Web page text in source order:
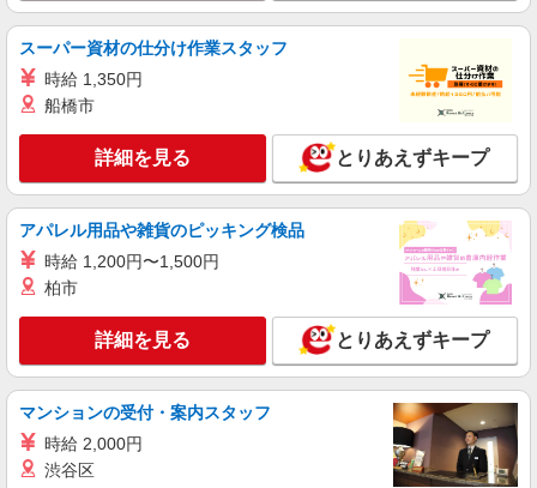
スーパー資材の仕分け作業スタッフ
時給 1,350円
船橋市
詳細を見る とりあえずキープ
アパレル用品や雑貨のピッキング検品
時給 1,200円〜1,500円
柏市
詳細を見る とりあえずキープ
マンションの受付・案内スタッフ
時給 2,000円
渋谷区